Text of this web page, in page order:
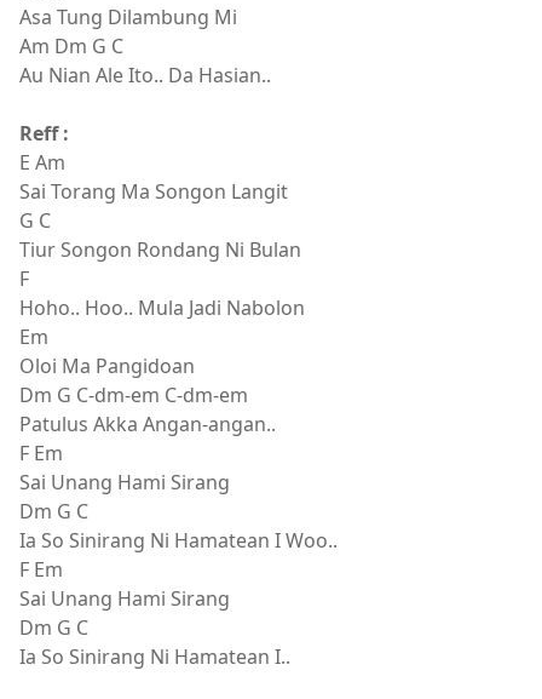
Asa Tung Dilambung Mi
Am Dm G C
Au Nian Ale Ito.. Da Hasian..
Reff :
E Am
Sai Torang Ma Songon Langit
G C
Tiur Songon Rondang Ni Bulan
F
Hoho.. Hoo.. Mula Jadi Nabolon
Em
Oloi Ma Pangidoan
Dm G C-dm-em C-dm-em
Patulus Akka Angan-angan..
F Em
Sai Unang Hami Sirang
Dm G C
Ia So Sinirang Ni Hamatean I Woo..
F Em
Sai Unang Hami Sirang
Dm G C
Ia So Sinirang Ni Hamatean I..